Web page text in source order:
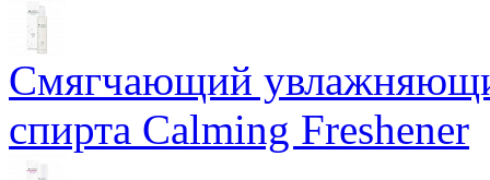
Смягчающий
спирта Calming Freshener